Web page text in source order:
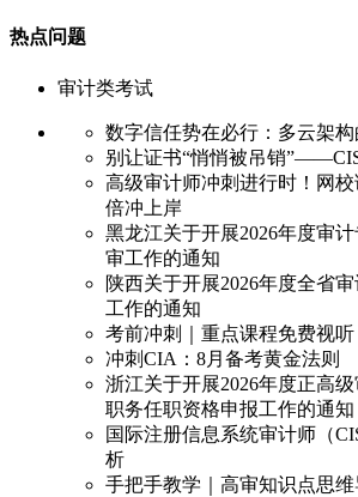
热点问题
审计类考试
数字信任势在必行：多云架
别让证书“悄悄被吊销
高级审计师冲刺进行时！网
倍冲上岸
黑龙江关于开展2026年度审
审工作的通知
陕西关于开展2026年度全省
工作的通知
考前冲刺｜重点课程免费视
冲刺CIA：8月备考黄金法则
浙江关于开展2026年度正高
职务任职资格申报工作的通知
国际注册信息系统审计师（
析
手把手教学｜高审知识点思